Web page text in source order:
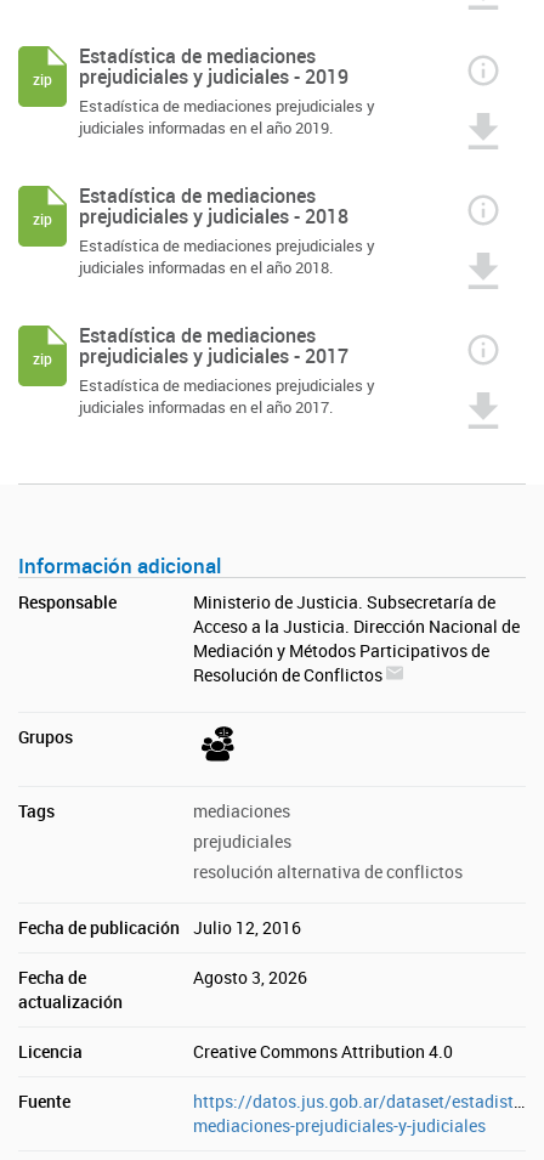
Estadística de mediaciones
prejudiciales y judiciales - 2019
Estadística de mediaciones prejudiciales y
judiciales informadas en el año 2019.
zip
Estadística de mediaciones
prejudiciales y judiciales - 2018
Estadística de mediaciones prejudiciales y
judiciales informadas en el año 2018.
zip
Estadística de mediaciones
prejudiciales y judiciales - 2017
Estadística de mediaciones prejudiciales y
judiciales informadas en el año 2017.
zip
Información adicional
Responsable
Ministerio de Justicia. Subsecretaría de
Acceso a la Justicia. Dirección Nacional de
Mediación y Métodos Participativos de
Resolución de Conflictos
Grupos
Tags
mediaciones
prejudiciales
resolución alternativa de conflictos
Fecha de publicación Julio 12, 2016
Fecha de
actualización
Agosto 3, 2026
Licencia Creative Commons Attribution 4.0
Fuente
https://datos.jus.gob.ar/dataset/estadistica-
mediaciones-prejudiciales-y-judiciales